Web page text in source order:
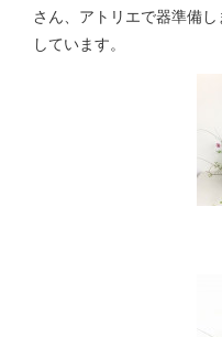
さん、アトリエで器準備
しています。